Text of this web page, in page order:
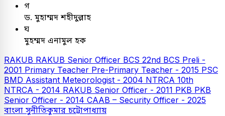
গ
ড. মুহাম্মদ শহীদুল্লাহ
ঘ
মুহম্মদ এনামুল হক
RAKUB RAKUB Senior Officer BCS 22nd BCS Preli -
2001 Primary Teacher Pre-Primary Teacher - 2015 PSC
BMD Assistant Meteorologist - 2004 NTRCA 10th
NTRCA - 2014 RAKUB Senior Officer - 2011 PKB PKB
Senior Officer - 2014 CAAB – Security Officer - 2025
বাংলা সুনীতিকুমার চট্টোপাধ্যায়